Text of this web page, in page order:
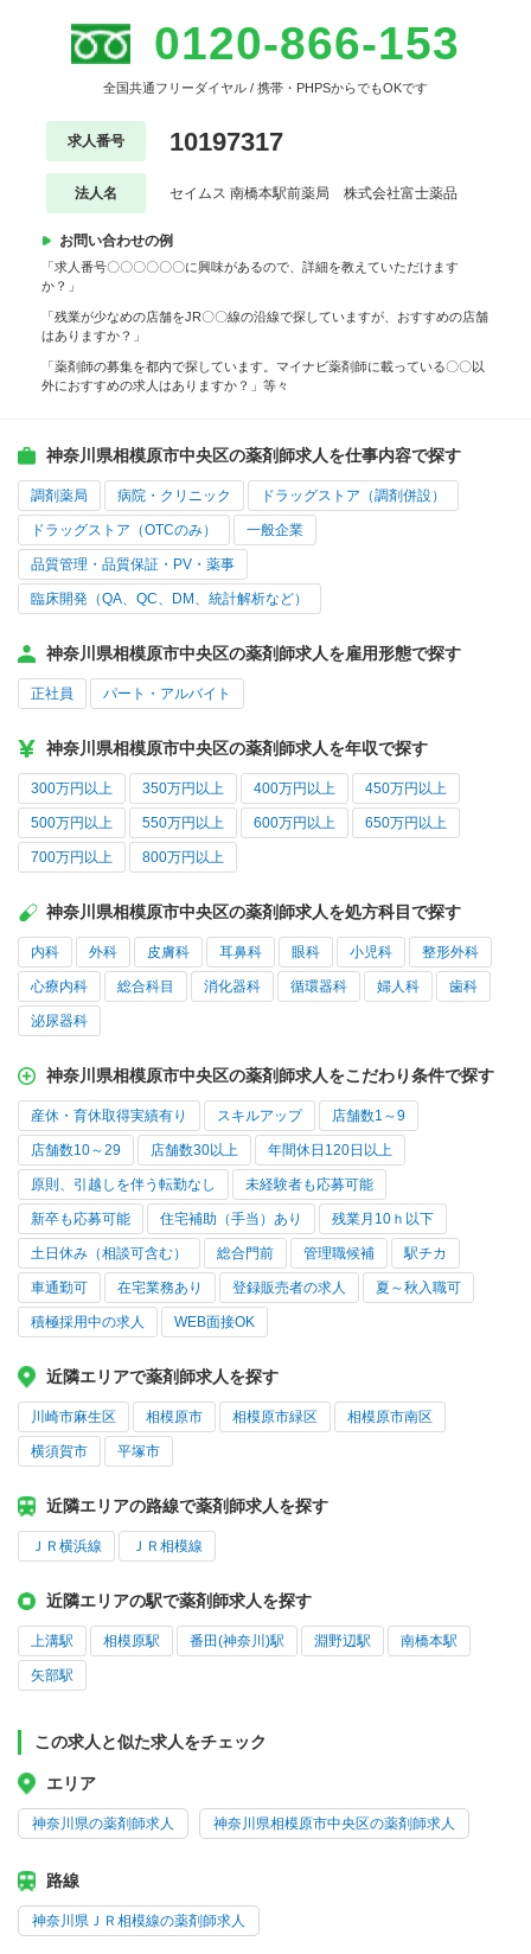
0120-866-153
全国共通フリーダイヤル / 携帯・PHPSからでもOKです
求人番号 10197317
法人名 セイムス 南橋本駅前薬局 株式会社富士薬品
お問い合わせの例
「求人番号〇〇〇〇〇〇に興味があるので、詳細を教えていただけます
か？」
「残業が少なめの店舗をJR〇〇線の沿線で探していますが、おすすめの店舗
はありますか？」
「薬剤師の募集を都内で探しています。マイナビ薬剤師に載っている〇〇以
外におすすめの求人はありますか？」等々
神奈川県相模原市中央区の薬剤師求人を仕事内容で探す
調剤薬局 病院・クリニック ドラッグストア（調剤併設）
ドラッグストア（OTCのみ） 一般企業
品質管理・品質保証・PV・薬事
臨床開発（QA、QC、DM、統計解析など）
神奈川県相模原市中央区の薬剤師求人を雇用形態で探す
正社員 パート・アルバイト
神奈川県相模原市中央区の薬剤師求人を年収で探す
300万円以上 350万円以上 400万円以上 450万円以上
500万円以上 550万円以上 600万円以上 650万円以上
700万円以上 800万円以上
神奈川県相模原市中央区の薬剤師求人を処方科目で探す
内科 外科 皮膚科 耳鼻科 眼科 小児科 整形外科
心療内科 総合科目 消化器科 循環器科 婦人科 歯科
泌尿器科
神奈川県相模原市中央区の薬剤師求人をこだわり条件で探す
産休・育休取得実績有り スキルアップ 店舗数1～9
店舗数10～29 店舗数30以上 年間休日120日以上
原則、引越しを伴う転勤なし 未経験者も応募可能
新卒も応募可能 住宅補助（手当）あり 残業月10ｈ以下
土日休み（相談可含む） 総合門前 管理職候補 駅チカ
車通勤可 在宅業務あり 登録販売者の求人 夏～秋入職可
積極採用中の求人 WEB面接OK
近隣エリアで薬剤師求人を探す
川崎市麻生区 相模原市 相模原市緑区 相模原市南区
横須賀市 平塚市
近隣エリアの路線で薬剤師求人を探す
ＪＲ横浜線 ＪＲ相模線
近隣エリアの駅で薬剤師求人を探す
上溝駅 相模原駅 番田(神奈川)駅 淵野辺駅 南橋本駅
矢部駅
この求人と似た求人をチェック
エリア
神奈川県の薬剤師求人 神奈川県相模原市中央区の薬剤師求人
路線
神奈川県ＪＲ相模線の薬剤師求人